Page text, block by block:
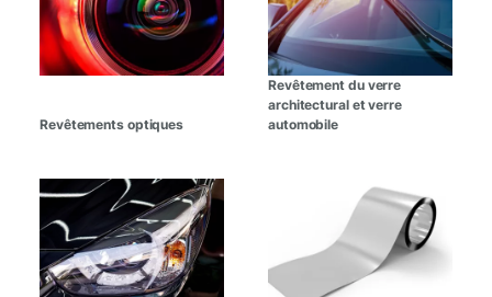
Revêtements optiques
Revêtement du verre
architectural et verre
automobile